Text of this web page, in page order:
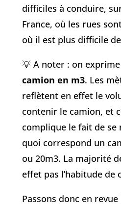
difficiles à conduire,
France, où les rues
où il est plus difficile
💡 A noter : on
camion en m3. Les
reflètent en effet le
contenir le camion, et
complique le fait de se
quoi correspond un
ou 20m3. La majorité
effet pas l’habitude de
Passons donc en